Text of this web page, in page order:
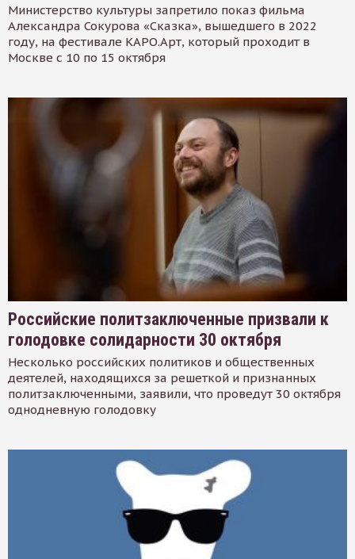
Министерство культуры запретило показ фильма
Александра Сокурова «Сказка», вышедшего в 2022
году, на фестивале КАРО.Арт, который проходит в
Москве с 10 по 15 октября
Российские политзаключенные призвали к
голодовке солидарности 30 октября
Несколько российских политиков и общественных
деятелей, находящихся за решеткой и признанных
политзаключенными, заявили, что проведут 30 октября
однодневную голодовку